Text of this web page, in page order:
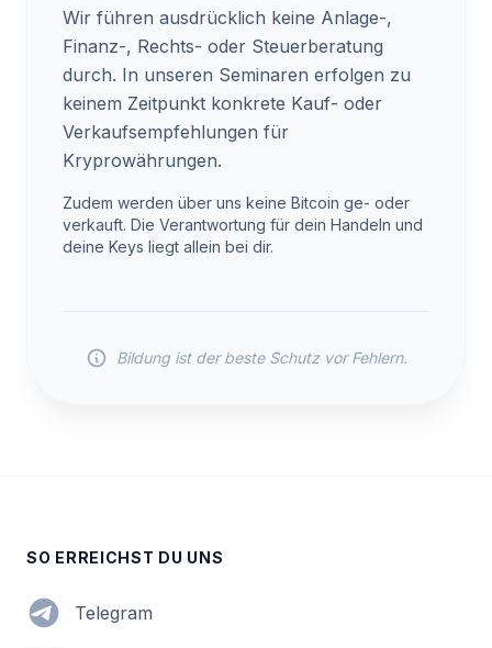
Wir führen ausdrücklich keine Anlage-,
Finanz-, Rechts- oder Steuerberatung
durch. In unseren Seminaren erfolgen zu
keinem Zeitpunkt konkrete Kauf- oder
Verkaufsempfehlungen für
Kryprowährungen.
Zudem werden über uns keine Bitcoin ge- oder
verkauft. Die Verantwortung für dein Handeln und
deine Keys liegt allein bei dir.
Bildung ist der beste Schutz vor Fehlern.
SO ERREICHST DU UNS
Telegram